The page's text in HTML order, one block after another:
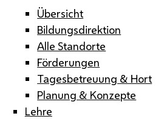
Übersicht
Bildungsdirektion
Alle Standorte
Förderungen
Tagesbetreuung & Hort
Planung & Konzepte
Lehre